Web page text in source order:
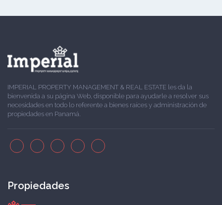
IMPERIAL PROPERTY MANAGEMENT & REAL ESTATE les da la
bienvenida a su página Web, disponible para ayudarle a resolver sus
necesidades en todo lo referente a bienes raíces y administración de
propiedades en Panamá.
Propiedades